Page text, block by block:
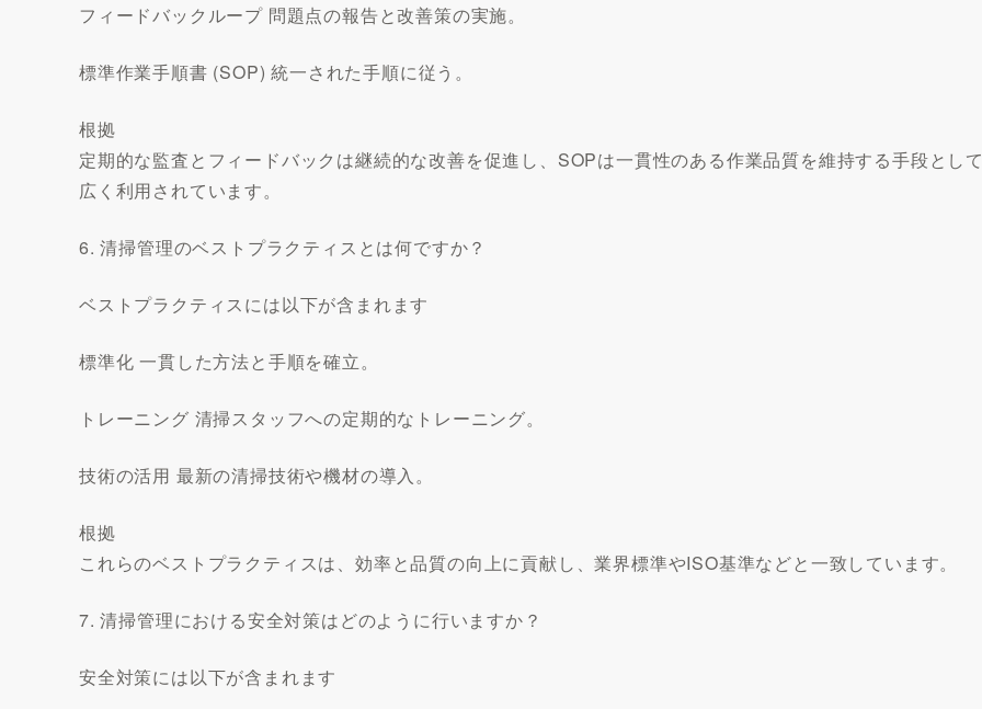
フィードバックループ 問題点の報告と改善策の実施。
標準作業手順書 (SOP) 統一された手順に従う。
根拠
定期的な監査とフィードバックは継続的な改善を促進し、SOPは一貫性のある作業品質を維持する手段として
広く利用されています。
6. 清掃管理のベストプラクティスとは何ですか？
ベストプラクティスには以下が含まれます
標準化 一貫した方法と手順を確立。
トレーニング 清掃スタッフへの定期的なトレーニング。
技術の活用 最新の清掃技術や機材の導入。
根拠
これらのベストプラクティスは、効率と品質の向上に貢献し、業界標準やISO基準などと一致しています。
7. 清掃管理における安全対策はどのように行いますか？
安全対策には以下が含まれます